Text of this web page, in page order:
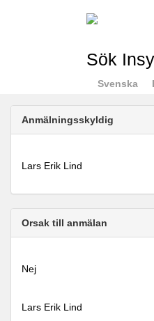
Sök
Svenska
Anmälningsskyldig
Lars Erik Lind
Orsak till anmälan
Nej
Lars Erik Lind